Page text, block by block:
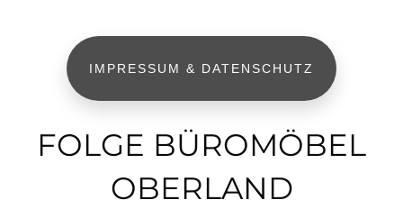
IMPRESSUM & DATENSCHUTZ
FOLGE BÜROMÖBEL
OBERLAND